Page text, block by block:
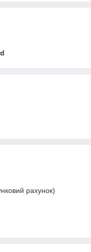
рахунок)